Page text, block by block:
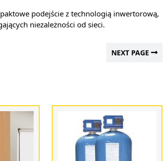
podejście z technologią inwertorową,
niezależności od sieci.
NEXT PAGE